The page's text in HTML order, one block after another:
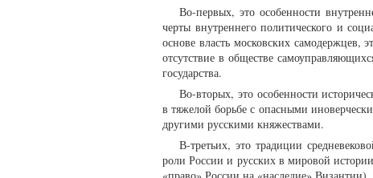
Во-первых, это особенности
черты внутреннего политического и
основе власть московских самодержцев,
отсутствие в обществе
государства.
Во-вторых, это особенности
в тяжелой борьбе с опасными
другими русскими княжествами.
В-третьих, это традиции
роли России и русских в мировой